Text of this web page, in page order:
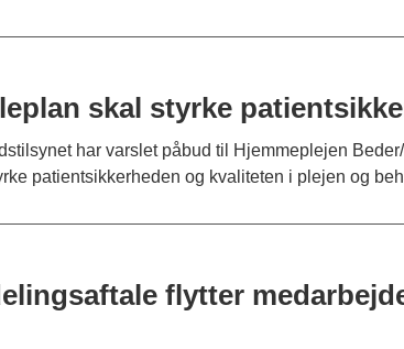
skal styrke
har varslet påbud til Hjemmeplejen
patientsikkerheden og kvaliteten i plejen og
flytter